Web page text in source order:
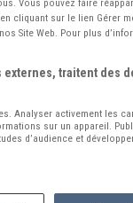
cliquant sur le lien Gérer
Site Web. Pour plus
traitent des
Analyser activement les
sur un appareil.
d’audience et